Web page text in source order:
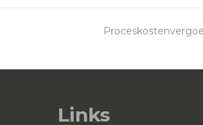
next
Links